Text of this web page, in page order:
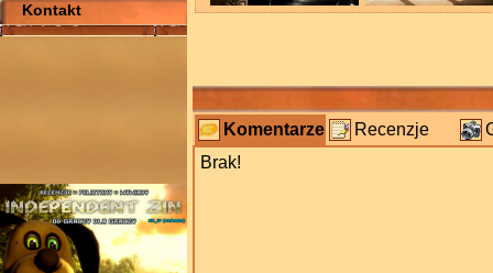
Kontakt
Komentarze Recenzje
Brak!